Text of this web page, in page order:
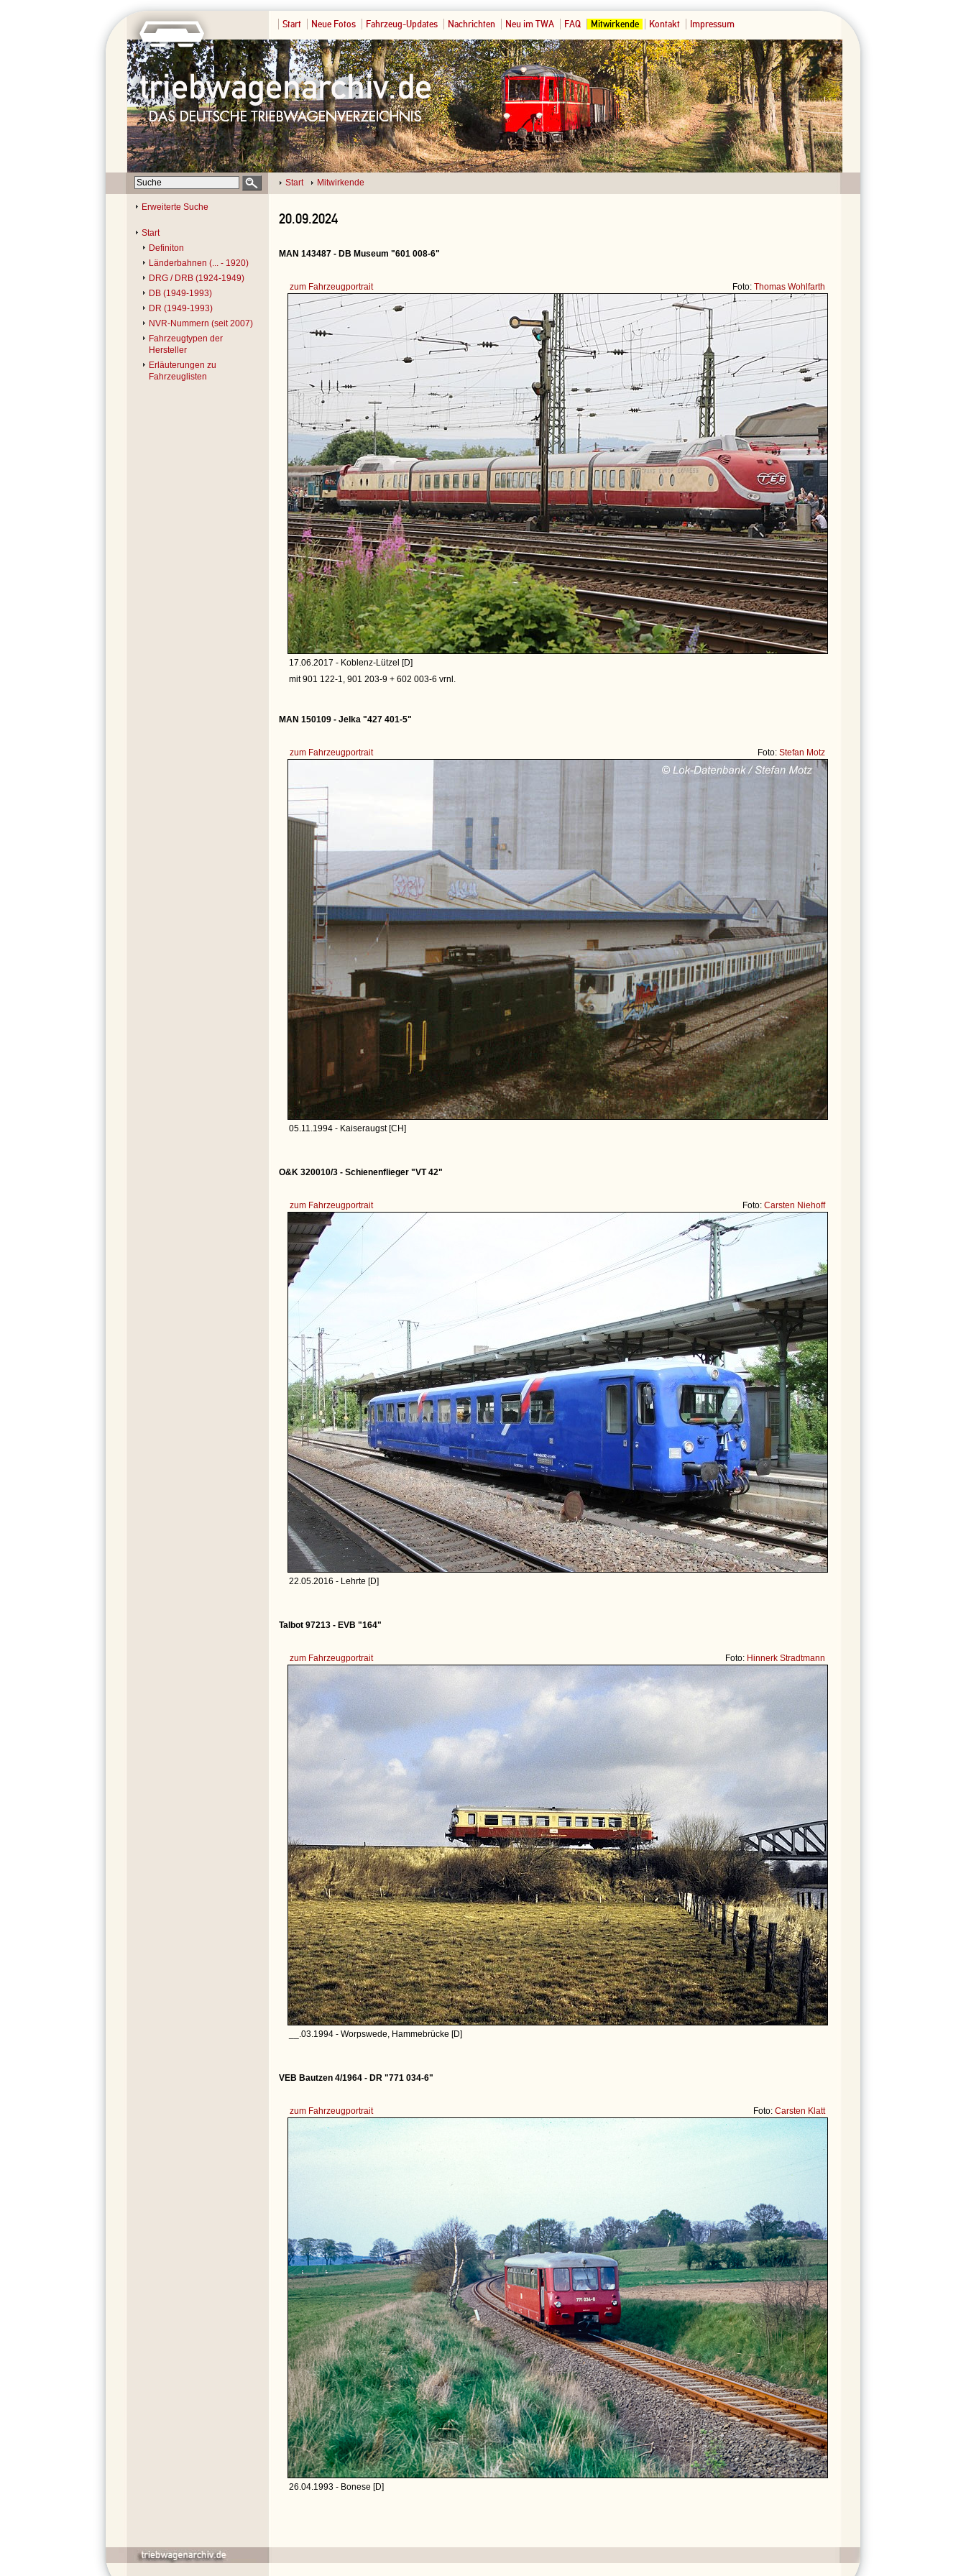
Start Neue Fotos Fahrzeug-Updates Nachrichten Neu im TWA FAQ Mitwirkende Kontakt Impressum
Start Mitwirkende
Erweiterte Suche
Start
Definiton
Länderbahnen (... - 1920)
DRG / DRB (1924-1949)
DB (1949-1993)
DR (1949-1993)
NVR-Nummern (seit 2007)
Fahrzeugtypen der
Hersteller
Erläuterungen zu
Fahrzeuglisten
20.09.2024
MAN 143487 - DB Museum "601 008-6"
zum Fahrzeugportrait Foto: Thomas Wohlfarth
17.06.2017 - Koblenz-Lützel [D]
mit 901 122-1, 901 203-9 + 602 003-6 vrnl.
MAN 150109 - Jelka "427 401-5"
zum Fahrzeugportrait Foto: Stefan Motz
05.11.1994 - Kaiseraugst [CH]
O&K 320010/3 - Schienenflieger "VT 42"
zum Fahrzeugportrait Foto: Carsten Niehoff
22.05.2016 - Lehrte [D]
Talbot 97213 - EVB "164"
zum Fahrzeugportrait Foto: Hinnerk Stradtmann
__.03.1994 - Worpswede, Hammebrücke [D]
VEB Bautzen 4/1964 - DR "771 034-6"
zum Fahrzeugportrait Foto: Carsten Klatt
26.04.1993 - Bonese [D]